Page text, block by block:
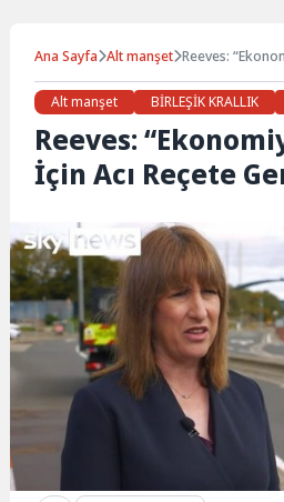
Ana Sayfa Alt manşet Reeves:
Alt manşet
BİRLEŞİK KRALLIK
Reeves:
İçin Acı Reçete